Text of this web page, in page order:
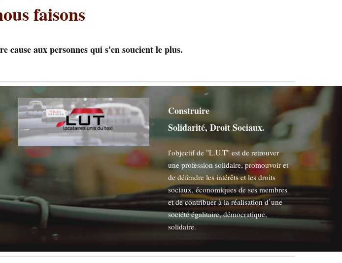
faisons
cause aux personnes qui s'en soucient le plus.
Construire
Solidarité, Droit Sociaux.
l'objectif de "L.U.T" est de retrouver
une profession solidaire, promouvoir et
de défendre les intérêts et les droits
sociaux, économiques de ses membres
et de contribuer à la réalisation d’une
société égalitaire, démocratique,
solidaire.